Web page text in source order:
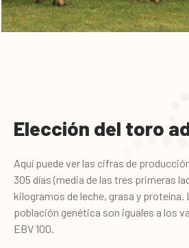
Elección del toro
Aquí puede ver las cifras de
305 días (media de las tres primeras
kilogramos de leche, grasa y proteína.
población genética son iguales a los
EBV 100.